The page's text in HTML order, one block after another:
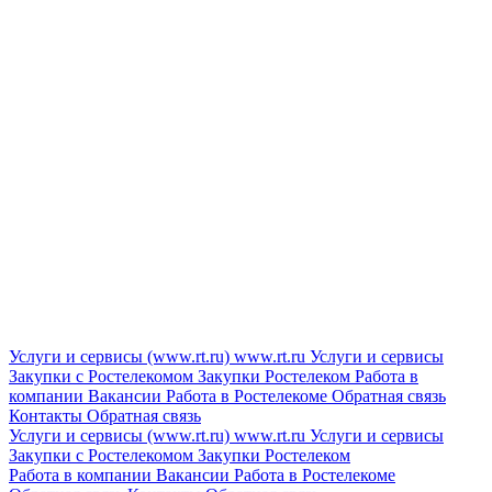
Услуги и сервисы (www.rt.ru) www.rt.ru Услуги и сервисы
Закупки с Ростелекомом Закупки Ростелеком Работа в
компании Вакансии Работа в Ростелекоме Обратная связь
Контакты Обратная связь
Услуги и сервисы (www.rt.ru) www.rt.ru Услуги и сервисы
Закупки с Ростелекомом Закупки Ростелеком
Работа в компании Вакансии Работа в Ростелекоме